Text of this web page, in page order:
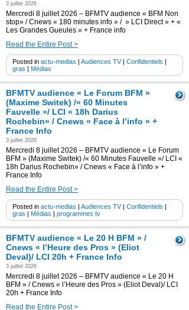
3 juillet 2026
Mercredi 8 juillet 2026 – BFMTV audience « BFM Non
stop» / Cnews « 180 minutes info » / » LCI Direct » + «
Les Grandes Gueules » + France info
Read the Entire Post >
Posted in actu-medias | Audiences TV| Confidentiels |
gras | Médias
BFMTV audience « Le Forum BFM »
(Maxime Switek) /« 60 Minutes
Fauvelle »/ LCI « 18h Darius
Rochebin» / Cnews « Face à l’info » +
France Info
3 juillet 2026
Mercredi 8 juillet 2026 – BFMTV audience « Le Forum
BFM » (Maxime Switek) /« 60 Minutes Fauvelle »/ LCI «
18h Darius Rochebin» / Cnews « Face à l’info » +
France Info
Read the Entire Post >
Posted in actu-medias | Audiences TV| Confidentiels |
gras | Médias | programmes tv
BFMTV audience « Le 20 H BFM » /
Cnews « l’Heure des Pros » (Eliot
Deval)/ LCI 20h + France Info
3 juillet 2026
Mercredi 8 juillet 2026 – BFMTV audience « Le 20 H
BFM » / Cnews « l’Heure des Pros » (Eliot Deval)/ LCI
20h + France Info
Read the Entire Post >